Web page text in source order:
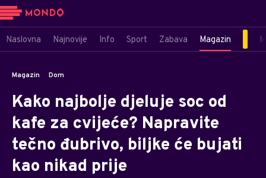
Naslovna Najnovije Info Sport Zabava Magazin
Magazin Dom
Kako najbolje djeluje soc od
kafe za cvijeće? Napravite
tečno đubrivo, biljke će bujati
kao nikad prije